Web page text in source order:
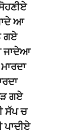
ਆ
ਗਏ
ਜਾਦੇਆ
ਗਏ
ਸੱਪ ਚ